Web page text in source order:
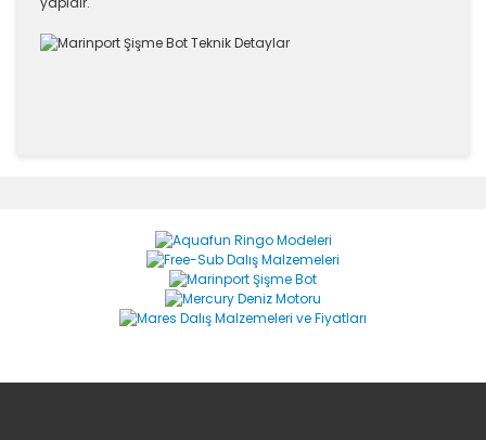
Yorum Yaz
Ürün resmi kalitesiz, bozuk veya görüntülenemiyor.
Ürün açıklamasında eksik bilgiler bulunuyor.
Ürün bilgilerinde hatalar bulunuyor.